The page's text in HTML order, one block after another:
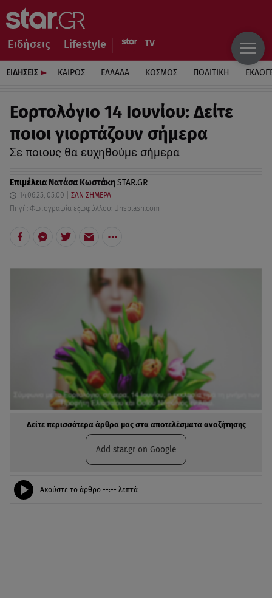
Ειδήσεις Lifestyle
ΕΙΔΗΣΕΙΣ ΚΑΙΡΟΣ ΕΛΛΑΔΑ ΚΟΣΜΟΣ ΠΟΛΙΤΙΚΗ
Εορτολόγιο 14 Ιουνίου: Δείτε
ποιοι γιορτάζουν σήμερα
Σε ποιους θα ευχηθούμε σήμερα
Επιμέλεια Νατάσα ΚωστάκηSTAR.GR
14.06.25, 05:00
ΣΑΝ ΣΗΜΕΡΑ
Πηγή: Φωτογραφία εξωφύλλου: Unsplash.com
Δείτε περισσότερα άρθρα μας στα αποτελέσματα αναζήτησης
Add star.gr on Google
Ακούστε το άρθρο --:-- λεπτά